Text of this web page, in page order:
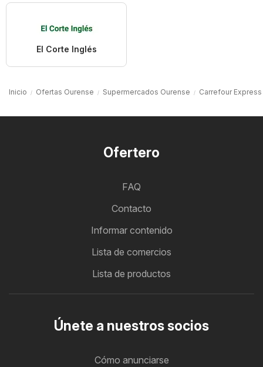
El Corte Inglés
Inicio Ofertas Ourense Supermercados Ourense Carrefour
Ofertero
FAQ
Contacto
Informar contenido
Lista de comercios
Lista de productos
Únete a nuestros socios
Cómo anunciarse